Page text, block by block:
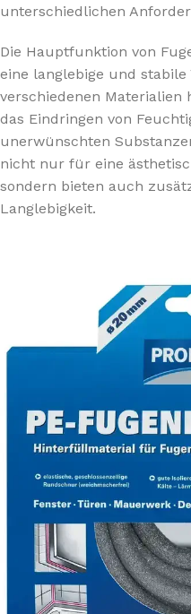
unterschiedlichen
Die Hauptfunktion von
eine langlebige und
verschiedenen
das Eindringen von
unerwünschten
nicht nur für eine
sondern bieten auch
Langlebigkeit.